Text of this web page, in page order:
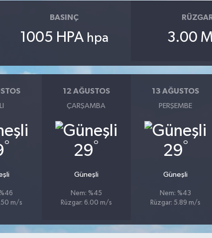
BASINÇ
1005 HPA hpa 3.00
°
m/s
12 AĞUSTOS
ÇARŞAMBA
29°
Güneşli
Nem: %45
Rüzgar: 6.00 m/s
13 AĞUSTOS
PERŞEMBE
29°
Güneşli
Nem: %43
Rüzgar: 5.89 m/s